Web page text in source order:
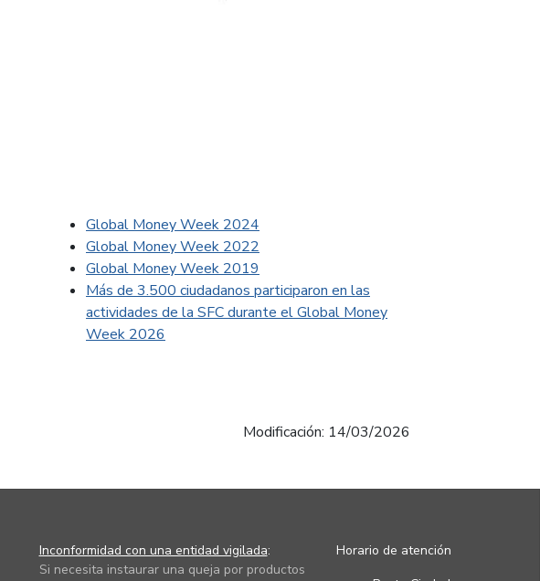
Global Money Week 2024
Global Money Week 2022
Global Money Week 2019
Más de 3.500 ciudadanos participaron en las
actividades de la SFC durante el Global Money
Week 2026
Modificación: 14/03/2026
Inconformidad con una entidad vigilada:
Si necesita instaurar una queja por productos
Horario de atención